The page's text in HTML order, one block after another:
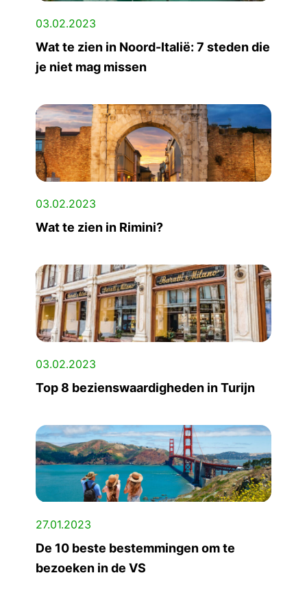
03.02.2023
Wat te zien in Noord-Italië: 7 steden die
je niet mag missen
03.02.2023
Wat te zien in Rimini?
03.02.2023
Top 8 bezienswaardigheden in Turijn
27.01.2023
De 10 beste bestemmingen om te
bezoeken in de VS